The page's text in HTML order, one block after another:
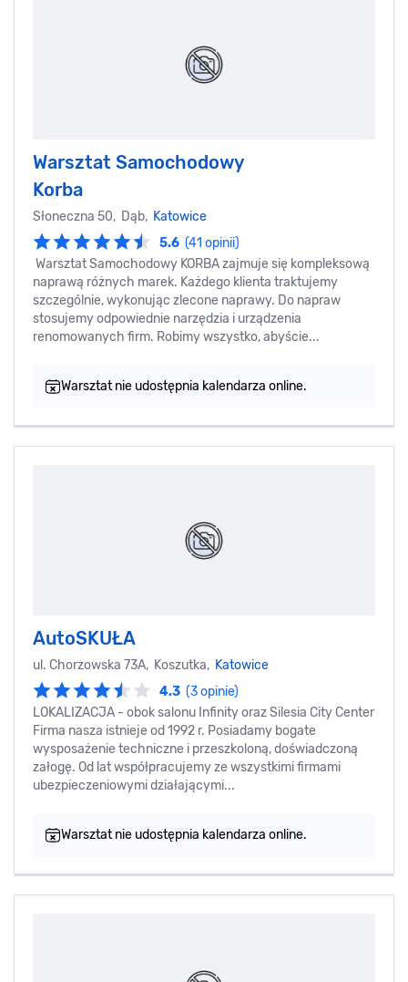
Warsztat Samochodowy
Korba
Słoneczna 50, Dąb, Katowice
5.6 (41 opinii)
Warsztat Samochodowy KORBA zajmuje się kompleksową
naprawą różnych marek. Każdego klienta traktujemy
szczególnie, wykonując zlecone naprawy. Do napraw
stosujemy odpowiednie narzędzia i urządzenia
renomowanych firm. Robimy wszystko, abyście...
Warsztat nie udostępnia kalendarza online.
AutoSKUŁA
ul. Chorzowska 73A, Koszutka, Katowice
4.3 (3 opinie)
LOKALIZACJA - obok salonu Infinity oraz Silesia City Center
Firma nasza istnieje od 1992 r. Posiadamy bogate
wysposażenie techniczne i przeszkoloną, doświadczoną
załogę. Od lat współpracujemy ze wszystkimi firmami
ubezpieczeniowymi działającymi...
Warsztat nie udostępnia kalendarza online.